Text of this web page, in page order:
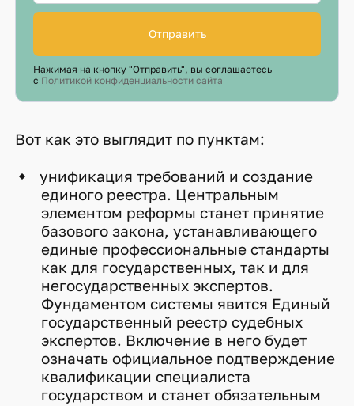
Отправить
Нажимая на кнопку "Отправить", вы соглашаетесь
с Политикой конфиденциальности сайта
Вот как это выглядит по пунктам:
унификация требований и создание
единого реестра. Центральным
элементом реформы станет принятие
базового закона, устанавливающего
единые профессиональные стандарты
как для государственных, так и для
негосударственных экспертов.
Фундаментом системы явится Единый
государственный реестр судебных
экспертов. Включение в него будет
означать официальное подтверждение
квалификации специалиста
государством и станет обязательным